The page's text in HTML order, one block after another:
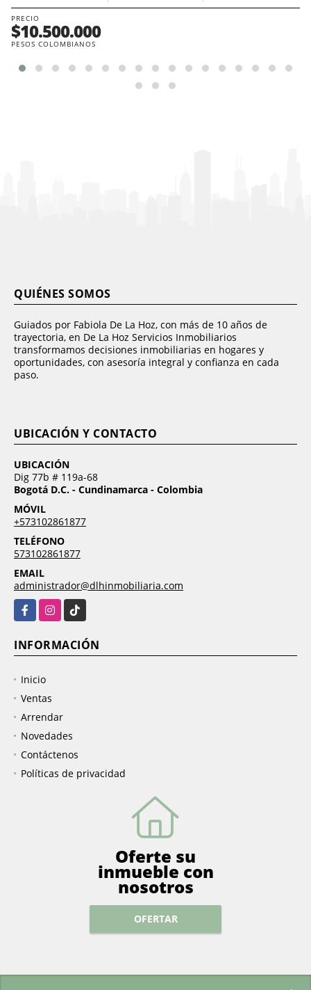
PRECIO
$10.500.000
PESOS COLOMBIANOS
QUIÉNES SOMOS
Guiados por Fabiola De La Hoz, con más de 10 años de
trayectoria, en De La Hoz Servicios Inmobiliarios
transformamos decisiones inmobiliarias en hogares y
oportunidades, con asesoría integral y confianza en cada
paso.
UBICACIÓN Y CONTACTO
UBICACIÓN
Dig 77b # 119a-68
Bogotá D.C. - Cundinamarca - Colombia
MÓVIL
+573102861877
TELÉFONO
573102861877
EMAIL
administrador@dlhinmobiliaria.com
FacebookInstagramTikTok
INFORMACIÓN
Inicio
Ventas
Arrendar
Novedades
Contáctenos
Políticas de privacidad
Oferte su
inmueble con
nosotros
OFERTAR